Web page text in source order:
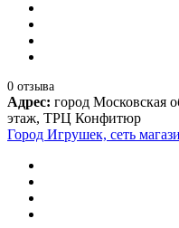
0 отзыва
Адрес: город Московская
этаж, ТРЦ Конфитюр
Город Игрушек, сеть